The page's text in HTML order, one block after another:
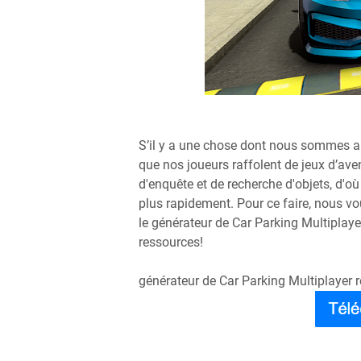
S’il y a une chose dont nous sommes
que nos joueurs raffolent de jeux
d'enquête et de recherche d'objets,
plus rapidement. Pour ce faire, nous
le générateur de Car Parking
ressources!
générateur de Car Parking Multiplayer